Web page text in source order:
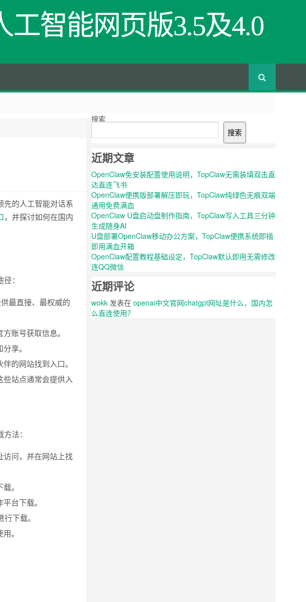
工智能网页版3.5及4.0
先的人工智能对话系
，并探讨如何在国内
：
最直接、最权威的
账号获取信息。
享。
的网站找到入口。
站点通常会提供入
法：
访问，并在网站上找
。
台下载。
下载。
。
搜索
搜索
近期文章
OpenClaw免安装配置使用说明，TopClaw无需装填双击直
达直连飞书
OpenClaw便携版部署解压即玩，TopClaw纯绿色无痕双端
通用免费满血
OpenClaw U盘启动盘制作指南，TopClaw写入工具三分钟
生成随身AI
U盘部署OpenClaw移动办公方案，TopClaw便携系统即插
即用满血开箱
OpenClaw配置教程基础设定，TopClaw默认即用无需修改
连QQ微信
近期评论
wokk 发表在 openai中文官网chatgpt网址是什么，国内怎
么直连使用？